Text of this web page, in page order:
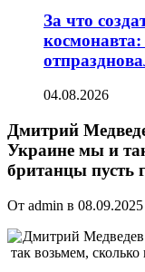
За что
космонавта:
04.08.2026
Дмитрий
Украине мы и
британцы пусть
От admin в 08.09.2025